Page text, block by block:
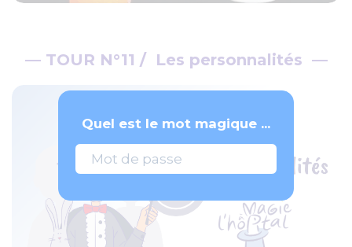
— TOUR N°11 / Les personnalités —
Quel est le mot magique ...